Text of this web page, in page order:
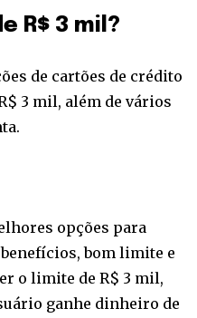
R$ 3 mil?
de cartões de crédito
3 mil, além de vários
opções para
bom limite e
o limite de R$ 3 mil,
ganhe dinheiro de